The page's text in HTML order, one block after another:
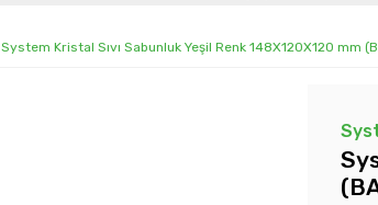
System Kristal Sıvı Sabunluk Yeşil Renk 148X120X120 mm